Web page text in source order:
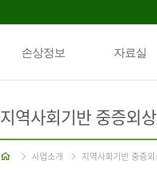
손상정보 자료실
지역사회기반 중증외
홈 사업소개 지역사회기반 중증